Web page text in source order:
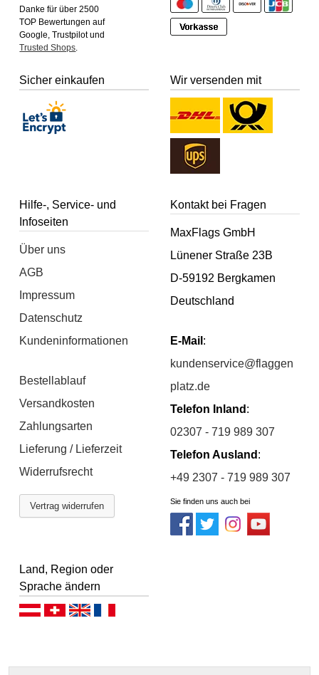
Danke für über 2500
TOP Bewertungen auf
Google, Trustpilot und
Trusted Shops.
Sicher einkaufen Wir versenden mit
Hilfe-, Service- und
Infoseiten
Über uns
AGB
Impressum
Datenschutz
Kundeninformationen
Bestellablauf
Versandkosten
Zahlungsarten
Lieferung / Lieferzeit
Widerrufsrecht
Vertrag widerrufen
Kontakt bei Fragen
MaxFlags GmbH
Lünener Straße 23B
D-59192 Bergkamen
Deutschland
E-Mail :
kundenservice@flaggen
platz.de
Telefon Inland :
02307 - 719 989 307
Telefon Ausland :
+49 2307 - 719 989 307
Sie finden uns auch bei
Land, Region oder
Sprache ändern
Deutsch (AT)Deutsch (CH)